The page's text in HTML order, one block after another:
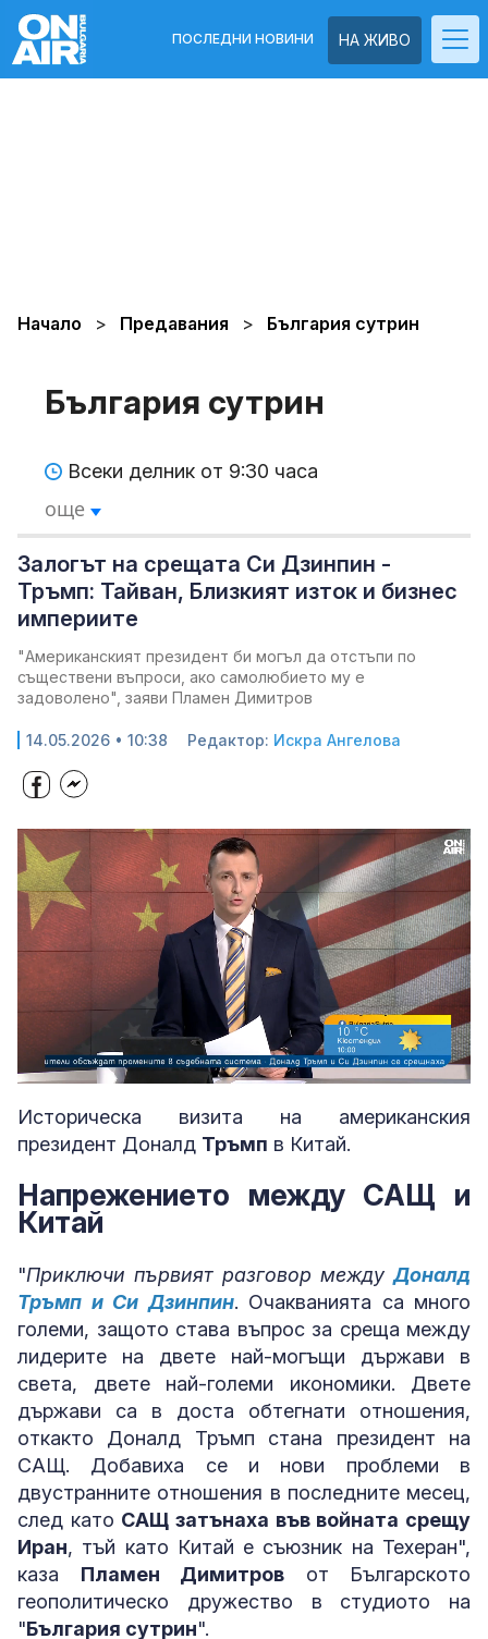
НА ЖИВО
ПОСЛЕДНИ НОВИНИ
Начало Предавания България сутрин
България сутрин
Всеки делник от 9:30 часа
още
Залогът на срещата Си Дзинпин -
Тръмп: Тайван, Близкият изток и бизнес
империите
"Американският президент би могъл да отстъпи по
съществени въпроси, ако самолюбието му е
задоволено", заяви Пламен Димитров
14.05.2026 • 10:38 Редактор: Искра Ангелова
Unmute Loaded:
Историческа визита на американския
президент Доналд Тръмп в Китай.
Напрежението между САЩ и
Китай
"Приключи първият разговор между Доналд
Тръмп и Си Дзинпин. Очакванията са много
големи, защото става въпрос за среща между
лидерите на двете най-могъщи държави в
света, двете най-големи икономики. Двете
държави са в доста обтегнати отношения,
откакто Доналд Тръмп стана президент на
САЩ. Добавиха се и нови проблеми в
двустранните отношения в последните месец,
след като САЩ затънаха във войната срещу
Иран, тъй като Китай е съюзник на Техеран",
каза Пламен Димитров от Българското
геополитическо дружество в студиото на
"България сутрин".